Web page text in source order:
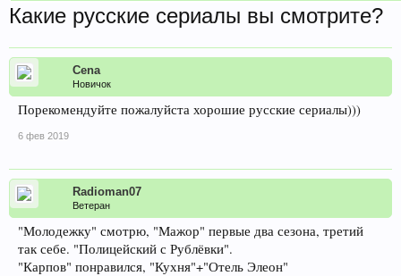
Какие русские сериалы вы смотрите?
Cena
Новичок
Порекомендуйте пожалуйста хорошие русские сериалы)))
6 фев 2019
Radioman07
Ветеран
"Молодежку" смотрю, "Мажор" первые два сезона, третий
так себе. "Полицейский с Рублёвки".
"Карпов" понравился, "Кухня"+"Отель Элеон"